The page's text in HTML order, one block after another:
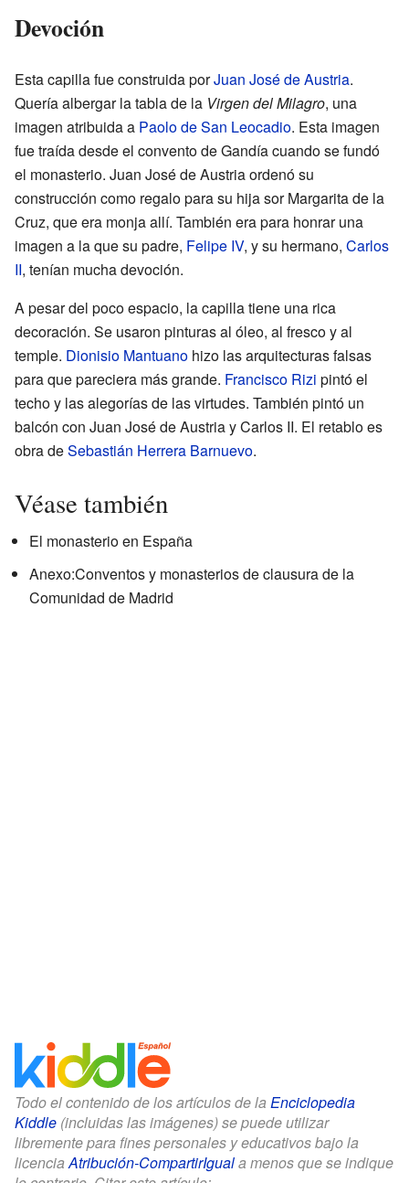
Devoción
Esta capilla fue construida porJuan José de Austria.
Quería albergar la tabla de la Virgen del Milagro, una
imagen atribuida a Paolo de San Leocadio. Esta imagen
fue traída desde el convento de Gandía cuando se fundó
el monasterio. Juan José de Austria ordenó su
construcción como regalo para su hija sor Margarita de la
Cruz, que era monja allí. También era para honrar una
imagen a la que su padre, Felipe IV, y su hermano, Carlos
II, tenían mucha devoción.
A pesar del poco espacio, la capilla tiene una rica
decoración. Se usaron pinturas al óleo, al fresco y al
temple. Dionisio Mantuano hizo las arquitecturas falsas
para que pareciera más grande. Francisco Rizi pintó el
techo y las alegorías de las virtudes. También pintó un
balcón con Juan José de Austria y Carlos II. El retablo es
obra deSebastián Herrera Barnuevo.
Véase también
El monasterio en España
Anexo:Conventos y monasterios de clausura de la
Comunidad de Madrid
Todo el contenido de los artículos de la Enciclopedia
Kiddle (incluidas las imágenes) se puede utilizar
libremente para fines personales y educativos bajo la
licenciaAtribución-CompartirIguala menos que se indique